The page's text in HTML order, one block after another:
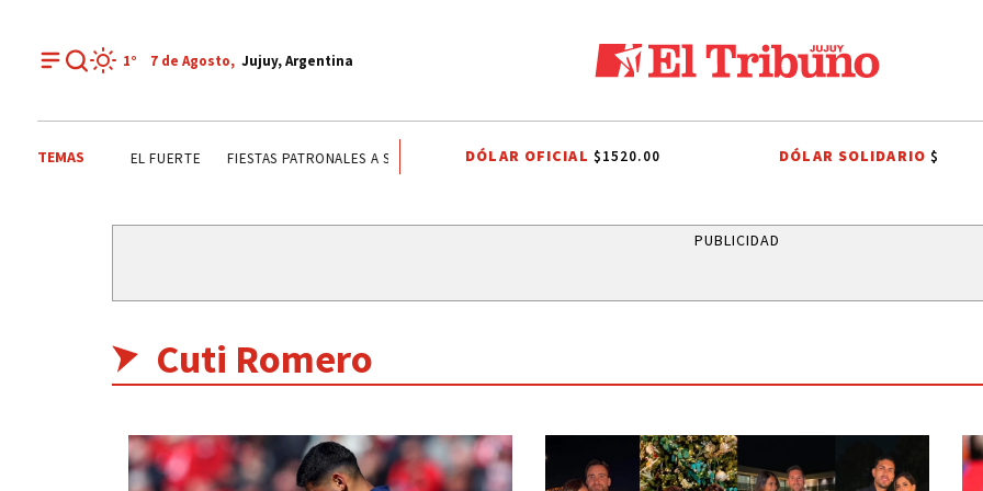
1° 7 de Agosto, Jujuy, Argentina
TEMAS
CLARA EL FUERTE FIESTAS PATRONALES A SAN CAYETANO FIESTAS PATRONALES A SAN CAYETANO FIESTAS PATRONALES A SAN
DÓLAR OFICIAL $1520.00 DÓLAR SOLIDARIO$
PUBLICIDAD
Cuti Romero